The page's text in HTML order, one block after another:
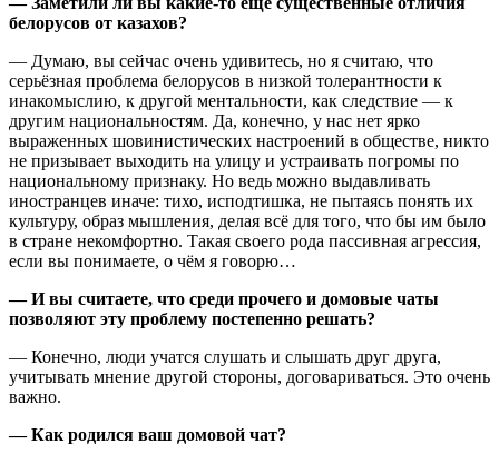
белорусов от казахов?
— Думаю, вы сейчас очень удивитесь, но я считаю, что
серьёзная проблема белорусов в низкой толерантности к
инакомыслию, к другой ментальности, как следствие — к
другим национальностям. Да, конечно, у нас нет ярко
выраженных шовинистических настроений в обществе, никто
не призывает выходить на улицу и устраивать погромы по
национальному признаку. Но ведь можно выдавливать
иностранцев иначе: тихо, исподтишка, не пытаясь понять их
культуру, образ мышления, делая всё для того, что бы им было
в стране некомфортно. Такая своего рода пассивная агрессия,
если вы понимаете, о чём я говорю…
— И вы считаете, что среди прочего и домовые чаты
позволяют эту проблему постепенно решать?
— Конечно, люди учатся слушать и слышать друг друга,
учитывать мнение другой стороны, договариваться. Это очень
важно.
— Как родился ваш домовой чат?